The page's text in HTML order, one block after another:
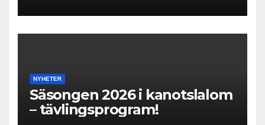
NYHETER
Säsongen 2026 i kanotslalom
– tävlingsprogram!